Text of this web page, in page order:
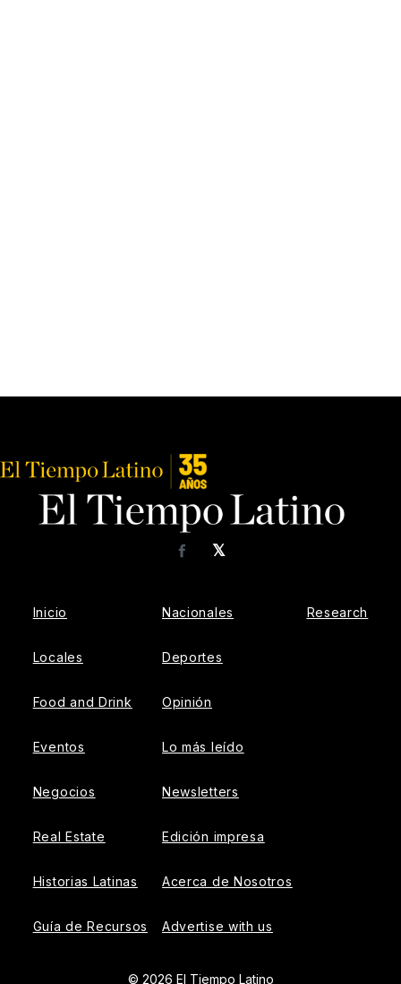
𝕏
Facebook
Inicio
Locales
Food and Drink
Eventos
Negocios
Real Estate
Historias Latinas
Guía de Recursos
Nacionales
Deportes
Opinión
Lo más leído
Newsletters
Edición impresa
Acerca de Nosotros
Advertise with us
Research
© 2026 El Tiempo Latino
AD CONTAINER --}}